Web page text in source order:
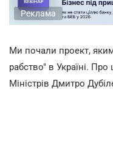
Реклама
Ми почали проект,
рабство" в Україні.
Міністрів Дмитро